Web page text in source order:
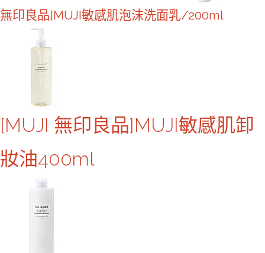
無印良品]MUJI敏感肌泡沫洗面乳/200ml
[MUJI 無印良品]MUJI敏感肌卸
妝油400ml